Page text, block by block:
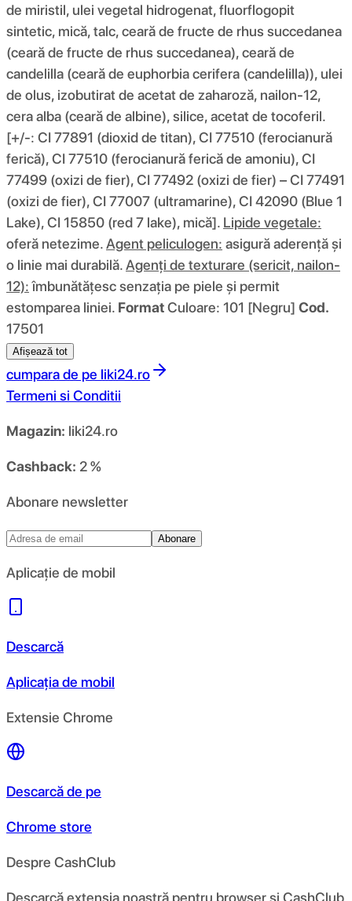
de miristil, ulei vegetal hidrogenat, fluorflogopit
sintetic, mică, talc, ceară de fructe de rhus succedanea
(ceară de fructe de rhus succedanea), ceară de
candelilla (ceară de euphorbia cerifera (candelilla)), ulei
de olus, izobutirat de acetat de zaharoză, nailon-12,
cera alba (ceară de albine), silice, acetat de tocoferil.
[+/-: CI 77891 (dioxid de titan), CI 77510 (ferocianură
ferică), CI 77510 (ferocianură ferică de amoniu), CI
77499 (oxizi de fier), CI 77492 (oxizi de fier) ​​– CI 77491
(oxizi de fier), CI 77007 (ultramarine), CI 42090 (Blue 1
Lake), CI 15850 (red 7 lake), mică]. Lipide vegetale:
oferă netezime.Agent peliculogen: asigură aderență și
o linie mai durabilă.Agenți de texturare (sericit, nailon-
12):îmbunătățesc senzația pe piele și permit
estomparea liniei. FormatCuloare: 101 [Negru] Cod.
17501
Afișează tot
cumpara de pe liki24.ro
Termeni si Conditii
Magazin: liki24.ro
Cashback: 2 %
Abonare newsletter
Abonare
Aplicație de mobil
Descarcă
Aplicația de mobil
Extensie Chrome
Descarcă de pe
Chrome store
Despre CashClub
Descarcă extensia noastră pentru browser și CashClub